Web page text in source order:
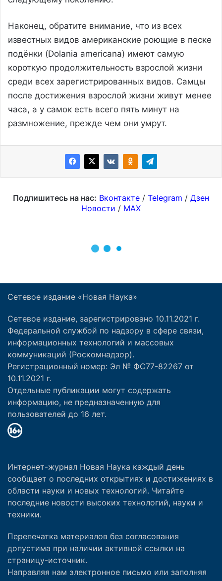
Сетевое издание «Новая Наука»
Сетевое издание, зарегистрировано 10.11.2021 г.
Федеральной службой по надзору в сфере связи,
информационных технологий и массовых
коммуникаций (Роскомнадзор).
Регистрационный номер: Эл № ФС77-82267 от
10.11.2021 г.
Отдельные публикации могут содержать
информацию, не предназначенную для
пользователей до 16 лет.
Интернет-журнал Новая Наука каждый день
сообщает о последних открытиях и достижениях в
области науки и новых технологий. Читайте
последние новости высоких технологий, науки и
техники.
Перепечатка материалов без согласования
допустима при наличии активной ссылки на
страницу-источник.
Направляя нам электронное письмо или заполняя